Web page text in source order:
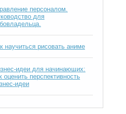
персоналом.
для
научиться рисовать аниме
идеи для начинающих:
оценить перспективность
идеи